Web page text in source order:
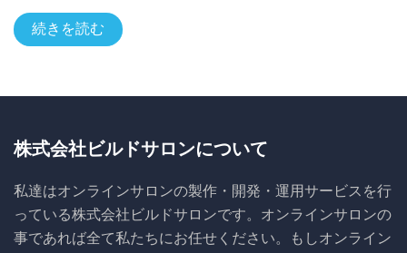
続きを読む
株式会社ビルドサロンについて
私達はオンラインサロンの製作・開発・運用サービスを行
っている株式会社ビルドサロンです。オンラインサロンの
事であれば全て私たちにお任せください。もしオンライン